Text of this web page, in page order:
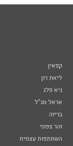
קפאין
ליאת רון
גיא פלג
אראל סג"ל
בריזה
זהר צפוני
השתתפות עצמית